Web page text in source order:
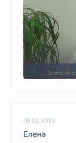
09.01.2019
Елена